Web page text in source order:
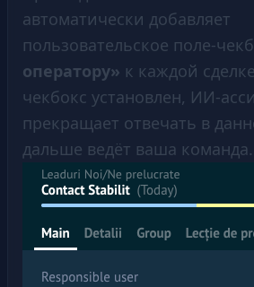
автоматически добавляет
пользовательское поле-
оператору» к каждой
чекбокс установлен, ИИ-
прекращает отвечать в
дальше ведёт ваша команда.